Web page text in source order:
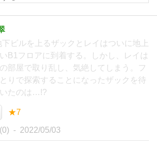
下ビルを上るザックとレイはついに地上
B1フロアに到着する。しかし、レイは
部屋で取り乱し、気絶してしまう。フ
りで探索することになったザックを待
たのは…!?
★7
2022/05/03